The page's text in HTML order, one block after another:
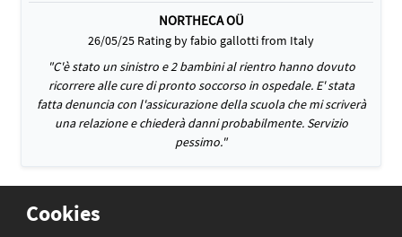
Cookies
NORTHECA OÜ
26/05/25 Rating by fabio gallotti from Italy
"C'è stato un sinistro e 2 bambini al rientro hanno dovuto
ricorrere alle cure di pronto soccorso in ospedale. E' stata
fatta denuncia con l'assicurazione della scuola che mi scriverà
una relazione e chiederà danni probabilmente. Servizio
pessimo."